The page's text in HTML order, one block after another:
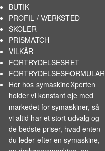
BUTIK
PROFIL / VÆRKSTED
SKOLER
PRISMATCH
VILKÅR
FORTRYDELSESRET
FORTRYDELSESFORMULAR
Her hos symaskineXperten
holder vi konstant øje med
markedet forsymaskiner, så
vi altid har et stort udvalg og
de bedste priser, hvad enten
du leder efter en symaskine,